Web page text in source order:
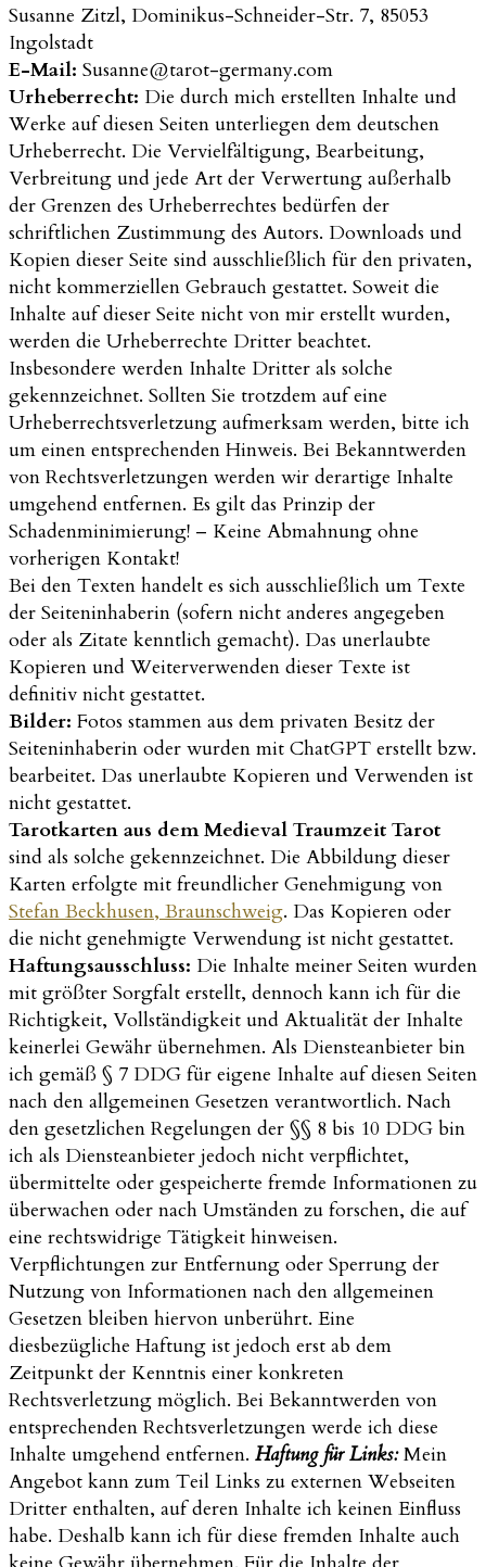
Susanne Zitzl, Dominikus-Schneider-Str. 7, 85053
Ingolstadt
E-Mail: Susanne@tarot-germany.com
Urheberrecht: Die durch mich erstellten Inhalte und
Werke auf diesen Seiten unterliegen dem deutschen
Urheberrecht. Die Vervielfältigung, Bearbeitung,
Verbreitung und jede Art der Verwertung außerhalb
der Grenzen des Urheberrechtes bedürfen der
schriftlichen Zustimmung des Autors. Downloads und
Kopien dieser Seite sind ausschließlich für den privaten,
nicht kommerziellen Gebrauch gestattet. Soweit die
Inhalte auf dieser Seite nicht von mir erstellt wurden,
werden die Urheberrechte Dritter beachtet.
Insbesondere werden Inhalte Dritter als solche
gekennzeichnet. Sollten Sie trotzdem auf eine
Urheberrechtsverletzung aufmerksam werden, bitte ich
um einen entsprechenden Hinweis. Bei Bekanntwerden
von Rechtsverletzungen werden wir derartige Inhalte
umgehend entfernen. Es gilt das Prinzip der
Schadenminimierung! – Keine Abmahnung ohne
vorherigen Kontakt!
Bei den Texten handelt es sich ausschließlich um Texte
der Seiteninhaberin (sofern nicht anderes angegeben
oder als Zitate kenntlich gemacht). Das unerlaubte
Kopieren und Weiterverwenden dieser Texte ist
definitiv nicht gestattet.
Bilder: Fotos stammen aus dem privaten Besitz der
Seiteninhaberin oder wurden mit ChatGPT erstellt bzw.
bearbeitet. Das unerlaubte Kopieren und Verwenden ist
nicht gestattet.
Tarotkarten aus dem Medieval Traumzeit Tarot
sind als solche gekennzeichnet. Die Abbildung dieser
Karten erfolgte mit freundlicher Genehmigung von
Stefan Beckhusen, Braunschweig. Das Kopieren oder
die nicht genehmigte Verwendung ist nicht gestattet.
Haftungsausschluss: Die Inhalte meiner Seiten wurden
mit größter Sorgfalt erstellt, dennoch kann ich für die
Richtigkeit, Vollständigkeit und Aktualität der Inhalte
keinerlei Gewähr übernehmen. Als Diensteanbieter bin
ich gemäß § 7 DDG für eigene Inhalte auf diesen Seiten
nach den allgemeinen Gesetzen verantwortlich. Nach
den gesetzlichen Regelungen der §§ 8 bis 10 DDG bin
ich als Diensteanbieter jedoch nicht verpflichtet,
übermittelte oder gespeicherte fremde Informationen zu
überwachen oder nach Umständen zu forschen, die auf
eine rechtswidrige Tätigkeit hinweisen.
Verpflichtungen zur Entfernung oder Sperrung der
Nutzung von Informationen nach den allgemeinen
Gesetzen bleiben hiervon unberührt. Eine
diesbezügliche Haftung ist jedoch erst ab dem
Zeitpunkt der Kenntnis einer konkreten
Rechtsverletzung möglich. Bei Bekanntwerden von
entsprechenden Rechtsverletzungen werde ich diese
Inhalte umgehend entfernen. Haftung für Links:Mein
Angebot kann zum Teil Links zu externen Webseiten
Dritter enthalten, auf deren Inhalte ich keinen Einfluss
habe. Deshalb kann ich für diese fremden Inhalte auch